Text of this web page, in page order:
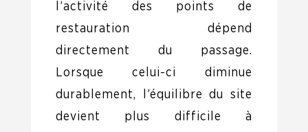
l’activité des points de
restauration dépend
directement du passage.
Lorsque celui-ci diminue
durablement, l’équilibre du site
devient plus difficile à